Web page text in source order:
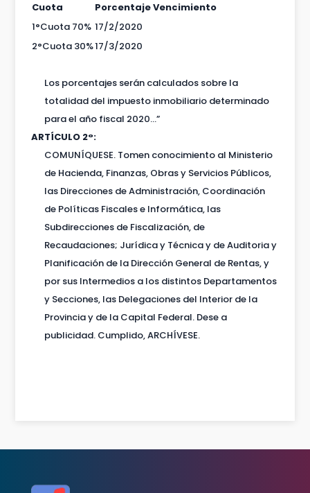
Cuota
Porcentaje Vencimiento
1°Cuota 70% 17/2/2020
2°Cuota 30%17/3/2020
Los porcentajes serán calculados sobre la
totalidad del impuesto inmobiliario determinado
para el año fiscal 2020…”
ARTÍCULO 2°:
COMUNÍQUESE. Tomen conocimiento al Ministerio
de Hacienda, Finanzas, Obras y Servicios Públicos,
las Direcciones de Administración, Coordinación
de Políticas Fiscales e Informática, las
Subdirecciones de Fiscalización, de
Recaudaciones; Jurídica y Técnica y de Auditoria y
Planificación de la Dirección General de Rentas, y
por sus Intermedios a los distintos Departamentos
y Secciones, las Delegaciones del Interior de la
Provincia y de la Capital Federal. Dese a
publicidad. Cumplido, ARCHÍVESE.